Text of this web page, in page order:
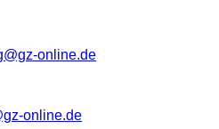
online.de
online.de